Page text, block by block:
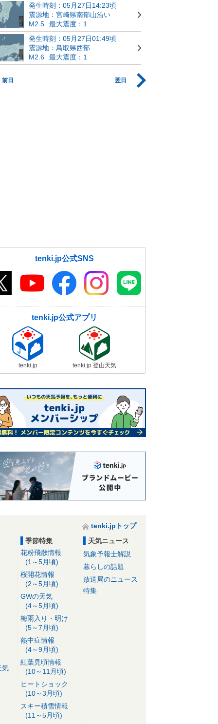
発生時刻：05月27日14:23頃
震源地：宮崎県南部山沿い
M2.5
最大震度：1
発生時刻：05月27日01:49頃
震源地：鳥取県西部
M2.6
最大震度：1
前日 翌日
tenki.jp公式SNS
tenki.jp公式アプリ
tenki.jp tenki.jp 登山天気
tenki.jpトップ
気
季節特集
花粉飛散情報
(1～5月頃)
桜開花情報
(2～5月頃)
GWの天気
(4～5月頃)
梅雨入り・明け
(5～7月頃)
熱中症情報
(4～9月頃)
紅葉見頃情報
(10～11月頃)
ヒートショック
(10～3月頃)
スキー積雪情報
(11～5月頃)
天気ニュース
気象予報士解説
暮らしの話題
放送局のニュース
特集